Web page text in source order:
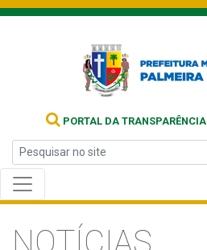
PORTAL DA TRANSPARÊNCIA
NOTÍCIAS